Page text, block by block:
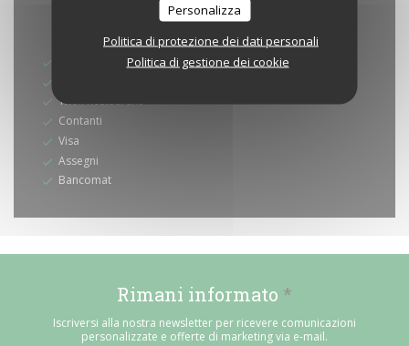
Personalizza
Politica di protezione dei dati personali
Politica di gestione dei cookie
* Solo su prenotazione
Metodo di pagamento
Senza contatto
Titoli Restaurant
Contanti
Visa
Assegni
Bancomat
Rimani informato *
Iscriversi alla nostra newsletter per ricevere comunicazioni
personalizzate e offerte di marketing via e-mail.